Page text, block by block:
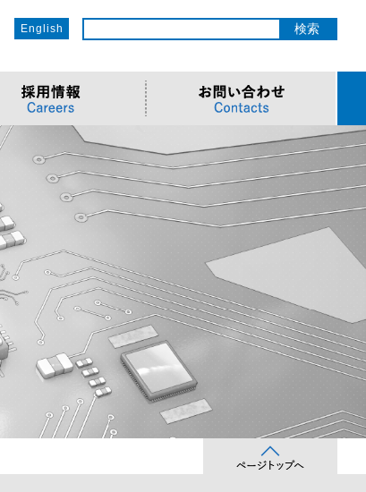
English
ク
ョン
>Components
>Semiconductor
>Automotive
ション
ョン
ーション
>地デジテレビ
>海外電子部品選定
>OECのCSR
>社会への取り組み
>環境への取り組み
>社員との関わり